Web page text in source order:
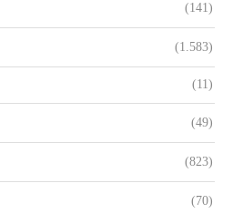
(141)
(1.583)
(11)
(49)
(823)
(70)